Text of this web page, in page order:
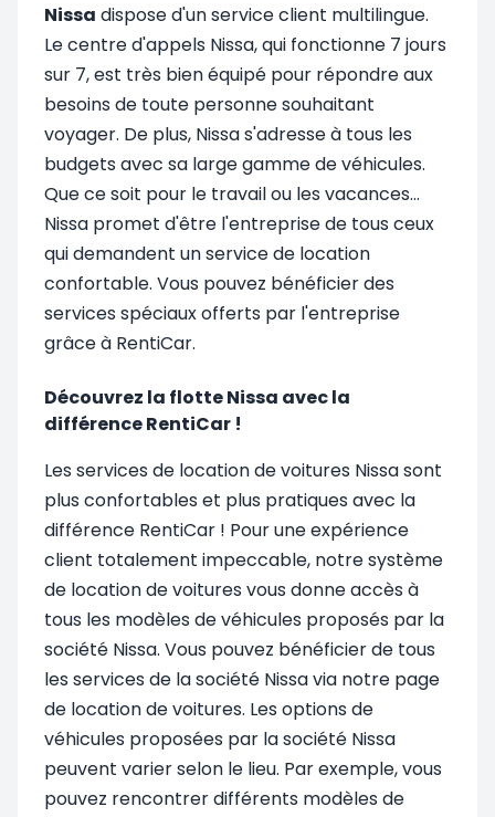
Nissa dispose d'un service client multilingue.
Le centre d'appels Nissa, qui fonctionne 7 jours
sur 7, est très bien équipé pour répondre aux
besoins de toute personne souhaitant
voyager. De plus, Nissa s'adresse à tous les
budgets avec sa large gamme de véhicules.
Que ce soit pour le travail ou les vacances...
Nissa promet d'être l'entreprise de tous ceux
qui demandent un service de location
confortable. Vous pouvez bénéficier des
services spéciaux offerts par l'entreprise
grâce à RentiCar.
Découvrez la flotte Nissa avec la
différence RentiCar !
Les services de location de voitures Nissa sont
plus confortables et plus pratiques avec la
différence RentiCar ! Pour une expérience
client totalement impeccable, notre système
de location de voitures vous donne accès à
tous les modèles de véhicules proposés par la
société Nissa. Vous pouvez bénéficier de tous
les services de la société Nissa via notre page
de location de voitures. Les options de
véhicules proposées par la société Nissa
peuvent varier selon le lieu. Par exemple, vous
pouvez rencontrer différents modèles de